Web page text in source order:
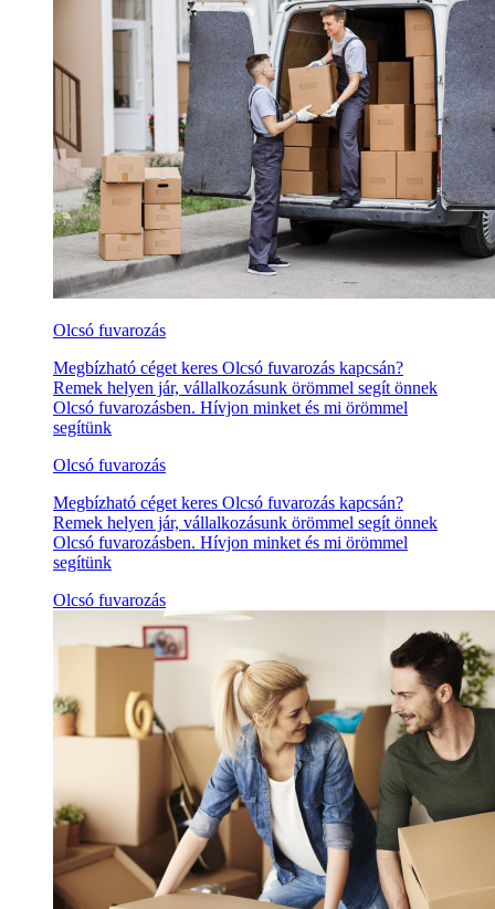
Olcsó fuvarozás
Megbízható céget keres Olcsó fuvarozás kapcsán?
Remek helyen jár, vállalkozásunk örömmel segít önnek
Olcsó fuvarozásben. Hívjon minket és mi örömmel
segítünk
Olcsó fuvarozás
Megbízható céget keres Olcsó fuvarozás kapcsán?
Remek helyen jár, vállalkozásunk örömmel segít önnek
Olcsó fuvarozásben. Hívjon minket és mi örömmel
segítünk
Olcsó fuvarozás